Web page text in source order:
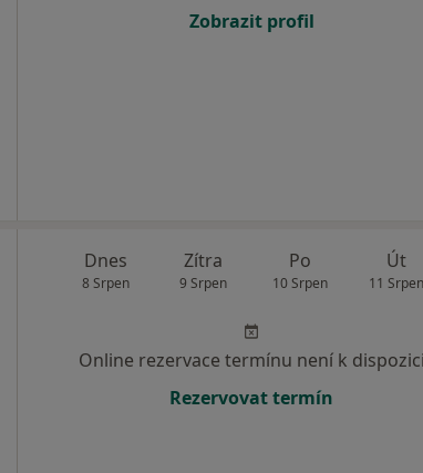
Zobrazit profil
Dnes
8 Srpen
Zítra
9 Srpen
Po
10 Srpen
Út
11 Srpen
Online rezervace termínu není k dispozici
Rezervovat termín